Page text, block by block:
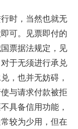
时，当然也就无
可。见票即付的
票据法规定，见
于无须进行承兑
，也并无妨碍，
与请求付款被拒
具备信用功能，
较为少用，但在